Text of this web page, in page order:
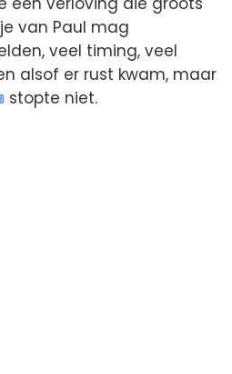
van Paul mag
veel timing, veel
alsof er rust kwam, maar
stopte niet.